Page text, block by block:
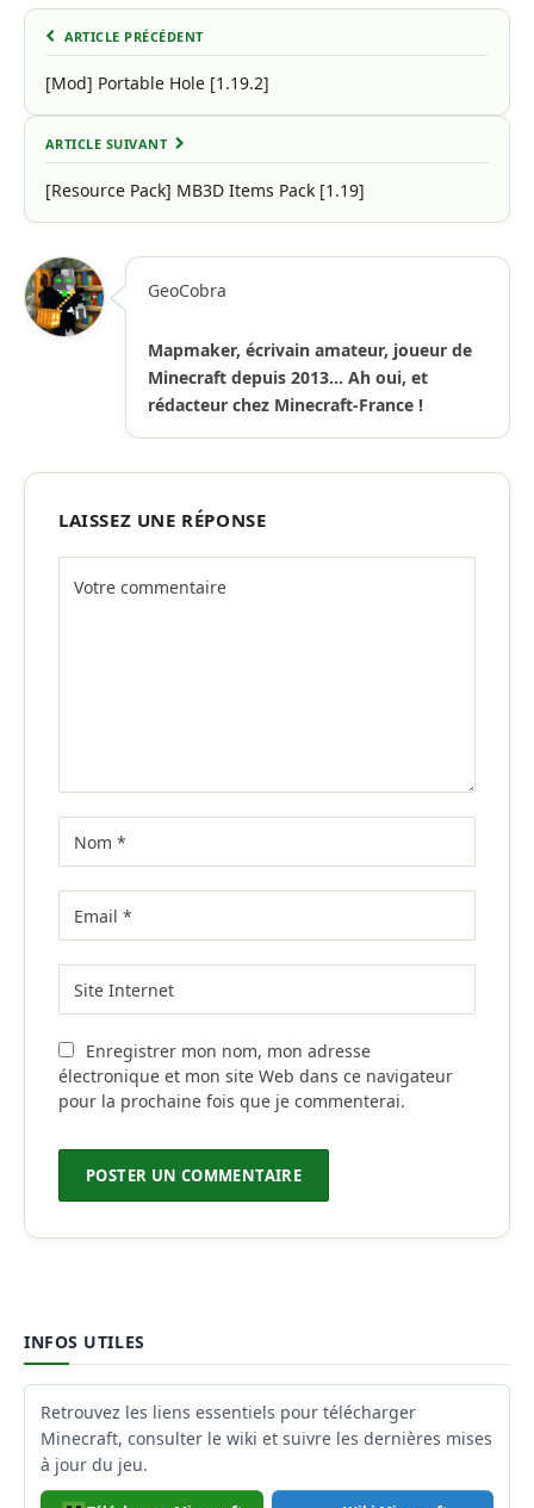
ARTICLE PRÉCÉDENT
[Mod] Portable Hole [1.19.2]
ARTICLE SUIVANT
[Resource Pack] MB3D Items Pack [1.19]
GeoCobra
Mapmaker, écrivain amateur, joueur de
Minecraft depuis 2013... Ah oui, et
rédacteur chez Minecraft-France !
LAISSEZ UNE RÉPONSE
Enregistrer mon nom, mon adresse
électronique et mon site Web dans ce navigateur
pour la prochaine fois que je commenterai.
INFOS UTILES
Retrouvez les liens essentiels pour télécharger
Minecraft, consulter le wiki et suivre les dernières mises
à jour du jeu.